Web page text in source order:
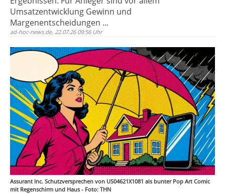
Umsatzentwicklung Gewinn und
Margenentscheidungen ...
ad-hoc-news.de, 22.07.26 09:56 Uhr
Assurant Inc. Schutzversprechen von US04621X1081 als bunter Pop Art Comic
mit Regenschirm und Haus - Foto: THN